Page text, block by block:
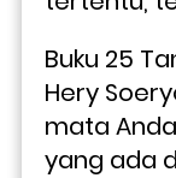
Buku 25
Hery
mata
yang ada